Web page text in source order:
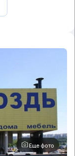
Еще фото